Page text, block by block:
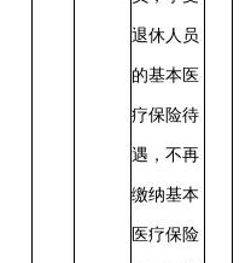
退休人员
的基本医
疗保险待
遇，不再
缴纳基本
医疗保险